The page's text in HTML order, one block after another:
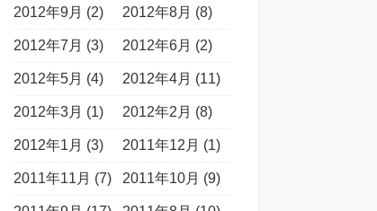
2012年9月 (2) 2012年8月 (8)
2012年7月 (3) 2012年6月 (2)
2012年5月 (4) 2012年4月 (11)
2012年3月 (1) 2012年2月 (8)
2012年1月 (3) 2011年12月 (1)
2011年11月 (7) 2011年10月 (9)